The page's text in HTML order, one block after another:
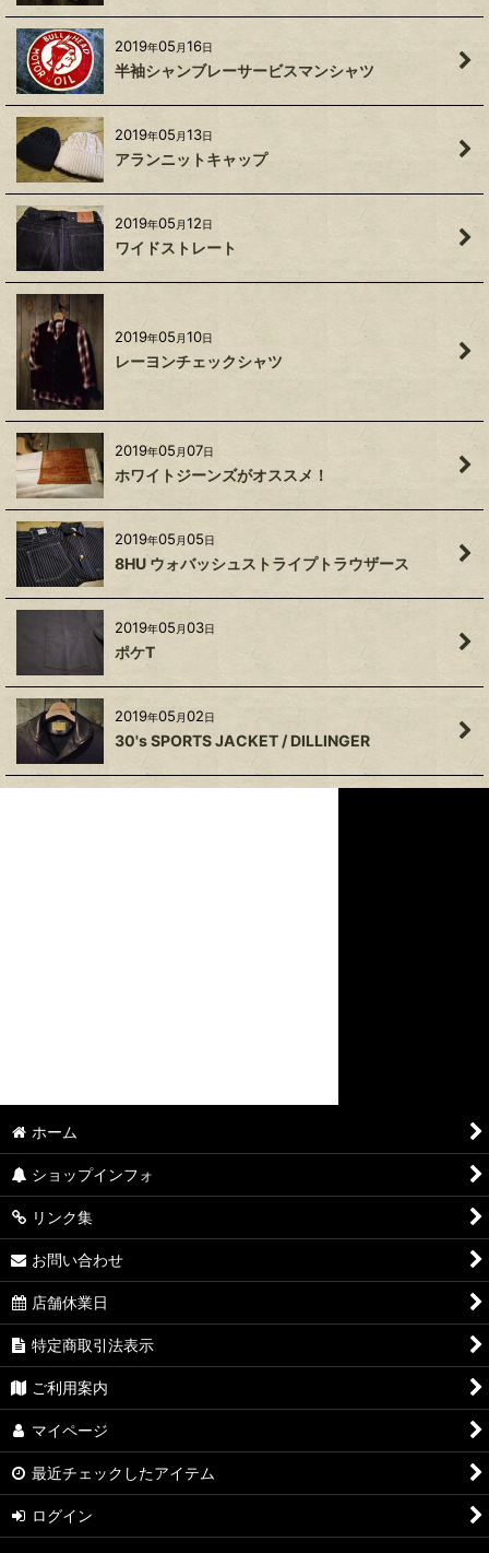
2019年05 月16日
半袖シャンブレーサービスマンシャツ
2019年05 月13日
アランニットキャップ
2019年05 月12日
ワイドストレート
2019年05 月10日
レーヨンチェックシャツ
2019年05 月07日
ホワイトジーンズがオススメ！
2019年05 月05日
8HU ウォバッシュストライプトラウザース
2019年05 月03日
ポケT
2019年05 月02日
30's SPORTS JACKET / DILLINGER
ホーム
ショップインフォ
リンク集
お問い合わせ
店舗休業日
特定商取引法表示
ご利用案内
マイページ
最近チェックしたアイテム
ログイン